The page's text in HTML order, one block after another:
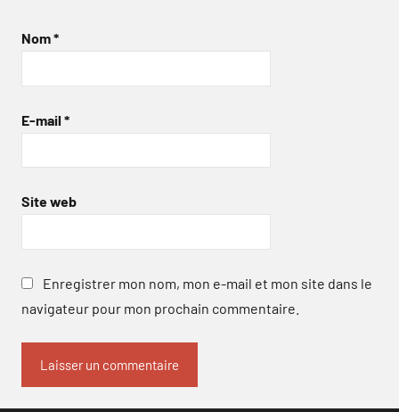
Nom*
E-mail *
Site web
Enregistrer mon nom, mon e-mail et mon site dans le
navigateur pour mon prochain commentaire.